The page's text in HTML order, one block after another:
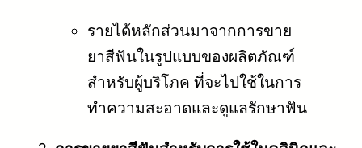
รายได้หลักส่วนมาจากการขาย
ยาสีฟันในรูปแบบของผลิตภัณฑ์
สำหรับผู้บริโภค ที่จะไปใช้ในการ
ทำความสะอาดและดูแลรักษาฟัน